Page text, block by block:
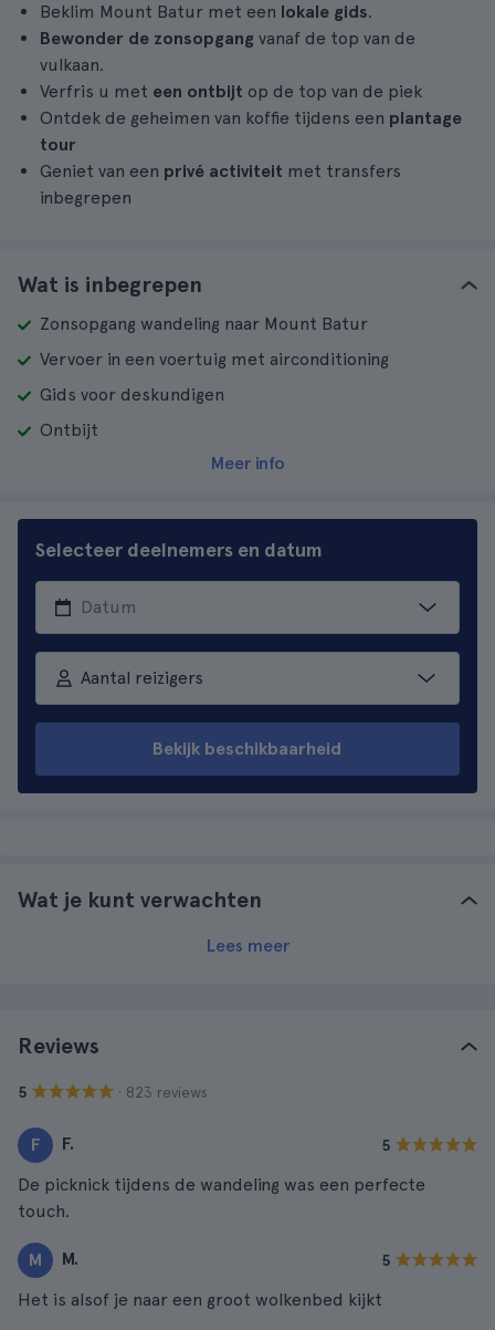
Beklim Mount Batur met een lokale gids.
Bewonder de zonsopgang vanaf de top van de
vulkaan.
Verfris u met een ontbijt op de top van de piek
Ontdek de geheimen van koffie tijdens een plantage
tour
Geniet van een privé activiteit met transfers
inbegrepen
Wat is inbegrepen
Zonsopgang wandeling naar Mount Batur
Vervoer in een voertuig met airconditioning
Gids voor deskundigen
Ontbijt
Meer info
Selecteer deelnemers en datum
Aantal reizigers
Bekijk beschikbaarheid
Wat je kunt verwachten
Lees meer
Reviews
5 · 823 reviews
F F. 5
De picknick tijdens de wandeling was een perfecte
touch.
M M. 5
Het is alsof je naar een groot wolkenbed kijkt